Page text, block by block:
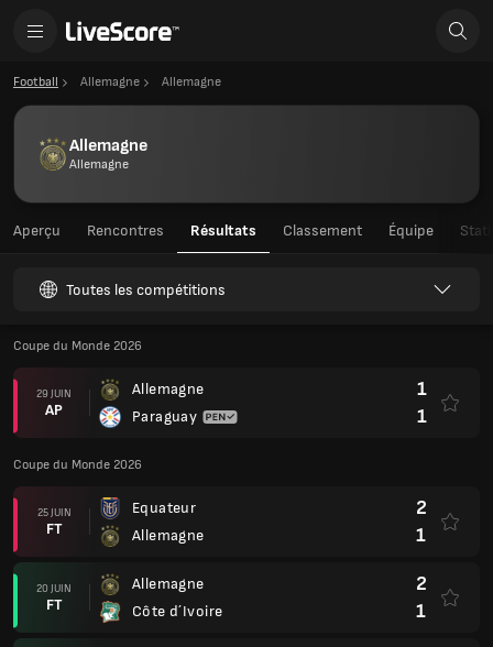
Football Allemagne Allemagne
Allemagne
Allemagne
Aperçu Rencontres Résultats Classement Équipe
Toutes les compétitions
Coupe du Monde 2026
29 JUIN
AP
Allemagne
Paraguay
1
1
Coupe du Monde 2026
25 JUIN
FT
Equateur
Allemagne
2
1
20 JUIN
FT
Allemagne
Côte d´Ivoire
2
1